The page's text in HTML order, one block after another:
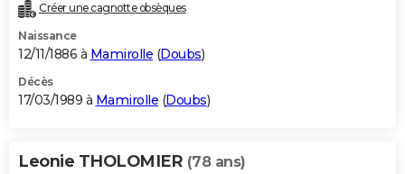
Créer une cagnotte obsèques
Naissance
12/11/1886 à Mamirolle (Doubs)
Décès
17/03/1989 à Mamirolle (Doubs)
Leonie THOLOMIER (78 ans)